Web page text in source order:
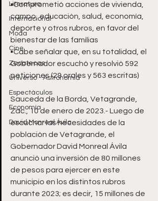
Literatura
Internacional
Moda
Cine
Zacatecas
Universo - Astronomía
Espectáculos
Economía
David Monreal Ávila
▪️Comprometió acciones de vivienda,
campo, educación, salud, economía,
deporte y otros rubros, en favor del
bienestar de las familias
▪️Cabe señalar que, en su totalidad, el
Gobernador escuchó y resolvió 592
peticiones (29 orales y 563 escritas)
Sauceda de la Borda, Vetagrande,
Zac., 10 de enero de 2023.- Luego de
escuchar las necesidades de la
población de Vetagrande, el
Gobernador David Monreal Ávila
anunció una inversión de 80 millones
de pesos para ejercer en este
municipio en los distintos rubros
durante 2023; es decir, 15 millones de